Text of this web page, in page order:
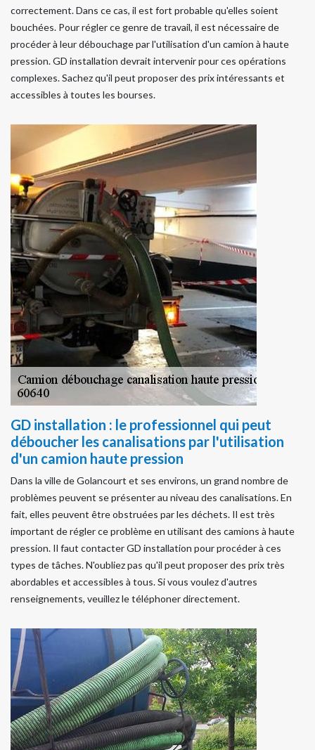
correctement. Dans ce cas, il est fort probable qu'elles soient
bouchées. Pour régler ce genre de travail, il est nécessaire de
procéder à leur débouchage par l'utilisation d'un camion à haute
pression. GD installation devrait intervenir pour ces opérations
complexes. Sachez qu'il peut proposer des prix intéressants et
accessibles à toutes les bourses.
GD installation : le professionnel qui peut
déboucher les canalisations par l'utilisation
d'un camion haute pression
Dans la ville de Golancourt et ses environs, un grand nombre de
problèmes peuvent se présenter au niveau des canalisations. En
fait, elles peuvent être obstruées par les déchets. Il est très
important de régler ce problème en utilisant des camions à haute
pression. Il faut contacter GD installation pour procéder à ces
types de tâches. N'oubliez pas qu'il peut proposer des prix très
abordables et accessibles à tous. Si vous voulez d'autres
renseignements, veuillez le téléphoner directement.